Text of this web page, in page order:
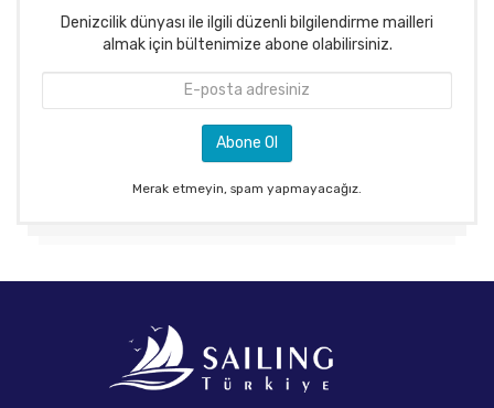
Denizcilik dünyası ile ilgili düzenli bilgilendirme mailleri
almak için bültenimize abone olabilirsiniz.
Merak etmeyin, spam yapmayacağız.